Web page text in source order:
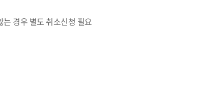
경우 별도 취소신청 필요